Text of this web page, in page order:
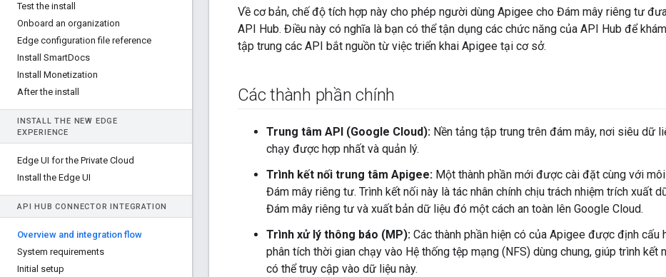
Test the install
Onboard an organization
Edge configuration file reference
Install SmartDocs
Install Monetization
After the install
INSTALL THE NEW EDGE
EXPERIENCE
Edge UI for the Private Cloud
Install the Edge UI
API HUB CONNECTOR INTEGRATION
Overview and integration flow
System requirements
Initial setup
Về cơ bản, chế độ tích hợp này cho phép người dùng Apigee cho Đám mây riêng tư
API Hub. Điều này có nghĩa là bạn có thể tận dụng các chức năng của API Hub để
tập trung các API bắt nguồn từ việc triển khai Apigee tại cơ sở.
Các thành phần chính
Trung tâm API (Google Cloud): Nền tảng tập trung trên đám mây, nơi siêu dữ
chạy được hợp nhất và quản lý.
Trình kết nối trung tâm Apigee: Một thành phần mới được cài đặt cùng với
Đám mây riêng tư. Trình kết nối này là tác nhân chính chịu trách nhiệm trích xuất
Đám mây riêng tư và xuất bản dữ liệu đó một cách an toàn lên Google Cloud.
Trình xử lý thông báo (MP): Các thành phần hiện có của Apigee được định cấu
phân tích thời gian chạy vào Hệ thống tệp mạng (NFS) dùng chung, giúp trình kết
có thể truy cập vào dữ liệu này.